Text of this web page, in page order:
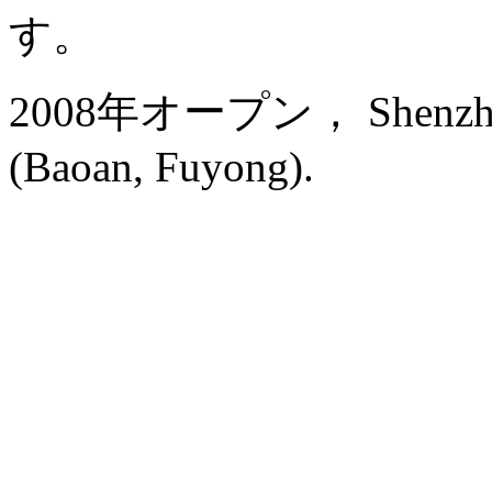
す。
2008年オープン，
(Baoan, Fuyong).